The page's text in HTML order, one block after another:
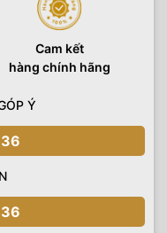
Cam kết
hàng chính hãng
Ý